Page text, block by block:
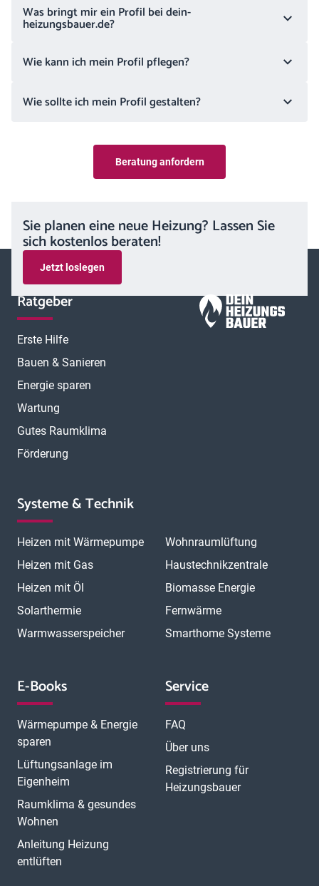
Was bringt mir ein Profil bei dein-
heizungsbauer.de?
Wie kann ich mein Profil pflegen?
Wie sollte ich mein Profil gestalten?
Beratung anfordern
Sie planen eine neue Heizung? Lassen Sie
sich kostenlos beraten!
Jetzt loslegen
Ratgeber
Erste Hilfe
Bauen & Sanieren
Energie sparen
Wartung
Gutes Raumklima
Förderung
Systeme & Technik
Heizen mit Wärmepumpe
Heizen mit Gas
Heizen mit Öl
Solarthermie
Warmwasserspeicher
Wohnraumlüftung
Haustechnikzentrale
Biomasse Energie
Fernwärme
Smarthome Systeme
E-Books
Wärmepumpe & Energie
sparen
Lüftungsanlage im
Eigenheim
Raumklima & gesundes
Wohnen
Anleitung Heizung
entlüften
Service
FAQ
Über uns
Registrierung für
Heizungsbauer